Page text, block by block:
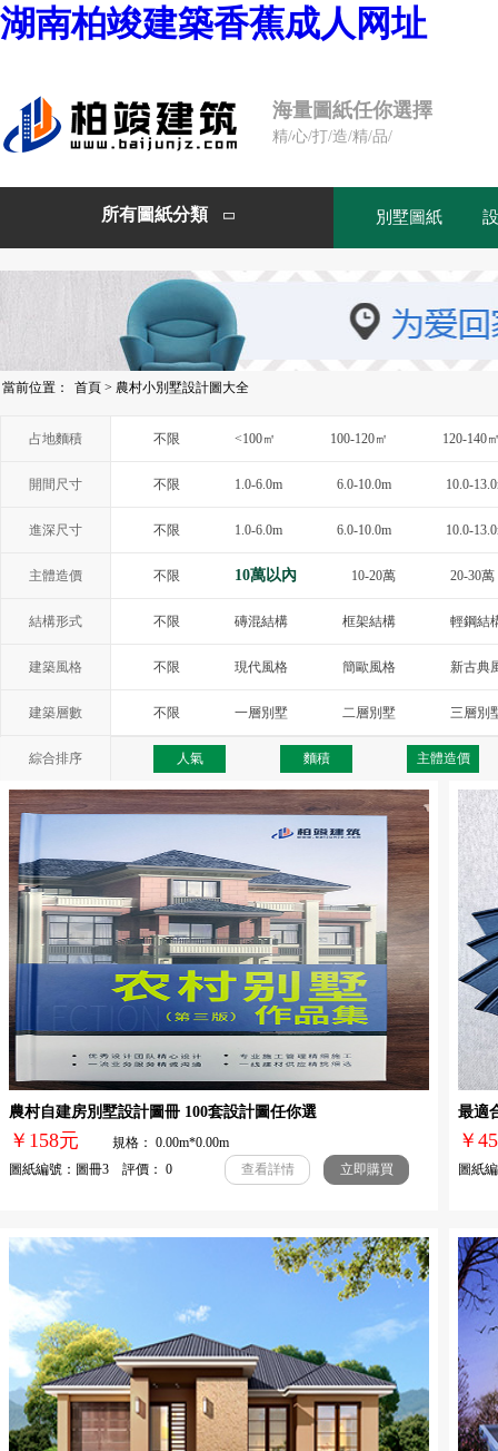
湖南柏竣建築香蕉成人网址
海量圖紙任你選擇
精/心/打/造/精/品/
所有圖紙分類  別墅圖紙
當前位置： 首頁 > 農村小別墅設計圖大全
占地麵積 不限 <100㎡ 100-120㎡ 120-140
開間尺寸 不限 1.0-6.0m 6.0-10.0m 10.0-
進深尺寸 不限 1.0-6.0m 6.0-10.0m 10.0-
主體造價 不限 10萬以內 10-20萬 20-30萬
結構形式 不限 磚混結構 框架結構 輕鋼結
建築風格 不限 現代風格 簡歐風格 新古典
西班牙風格 地中海風格
建築層數 不限 一層別墅 二層別墅 三層別
綜合排序 人氣 麵積 主體造價
農村自建房別墅設計圖冊 100套設計圖任你選
￥158元
規格： 0.00m*0.00m
圖紙編號：圖冊3 評價： 0
查看詳情 立即購買
最適
￥
圖紙編